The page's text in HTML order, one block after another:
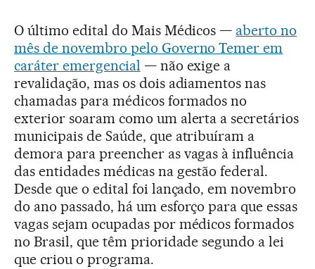
O último edital do Mais Médicos — aberto no
mês de novembro pelo Governo Temer em
caráter emergencial — não exige a
revalidação, mas os dois adiamentos nas
chamadas para médicos formados no
exterior soaram como um alerta a secretários
municipais de Saúde, que atribuíram a
demora para preencher as vagas à influência
das entidades médicas na gestão federal.
Desde que o edital foi lançado, em novembro
do ano passado, há um esforço para que essas
vagas sejam ocupadas por médicos formados
no Brasil, que têm prioridade segundo a lei
que criou o programa.